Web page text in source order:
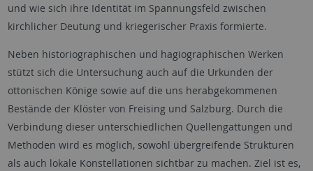
und wie sich ihre Identität im Spannungsfeld zwischen
kirchlicher Deutung und kriegerischer Praxis formierte.
Neben historiographischen und hagiographischen Werken
stützt sich die Untersuchung auch auf die Urkunden der
ottonischen Könige sowie auf die uns herabgekommenen
Bestände der Klöster von Freising und Salzburg. Durch die
Verbindung dieser unterschiedlichen Quellengattungen und
Methoden wird es möglich, sowohl übergreifende Strukturen
als auch lokale Konstellationen sichtbar zu machen. Ziel ist es,